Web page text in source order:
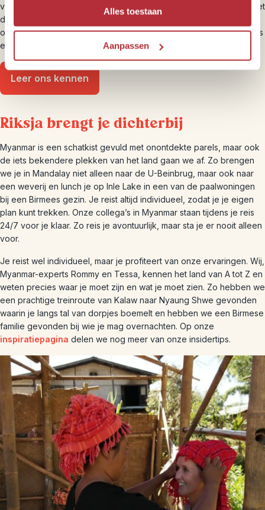
Alles toestaan
Aanpassen
voorwaarden en dat je je geld terugkrijgt als je reis onverhoopt niet
door kan gaan door een calamiteit of faillissement. En niet geheel
onbelangrijk: we beloven je een duurzame reis met oog voor mens
en planeet.
Leer ons kennen
Riksja brengt je dichterbij
Myanmar is een schatkist gevuld met onontdekte parels, maar ook
de iets bekendere plekken van het land gaan we af. Zo brengen
we je in Mandalay niet alleen naar de U-Beinbrug, maar ook naar
een weverij en lunch je op Inle Lake in een van de paalwoningen
bij een Birmees gezin. Je reist altijd individueel, zodat je je eigen
plan kunt trekken. Onze collega’s in Myanmar staan tijdens je reis
24/7 voor je klaar. Zo reis je avontuurlijk, maar sta je er nooit alleen
voor.
Je reist wel individueel, maar je profiteert van onze ervaringen. Wij,
Myanmar-experts Rommy en Tessa, kennen het land van A tot Z en
weten precies waar je moet zijn en wat je moet zien. Zo hebben we
een prachtige treinroute van Kalaw naar Nyaung Shwe gevonden
waarin je langs tal van dorpjes boemelt en hebben we een Birmese
familie gevonden bij wie je mag overnachten. Op onze
inspiratiepagina delen we nog meer van onze insidertips.